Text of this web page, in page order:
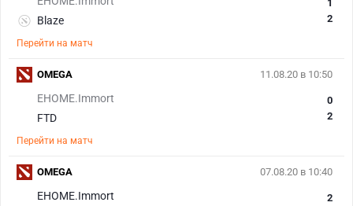
Blaze
1
2
Перейти на матч
11.08.20 в 10:50
EHOME.Immort
FTD
0
2
Перейти на матч
OMEGA
07.08.20 в 10:40
EHOME.Immort
2
OMEGA